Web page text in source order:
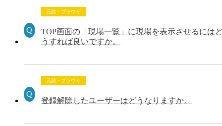
元請・ブラウザ
TOP画面の「現場一覧」に現場を表示させるには
うすれば良いですか。
元請・ブラウザ
登録解除したユーザーはどうなりますか。